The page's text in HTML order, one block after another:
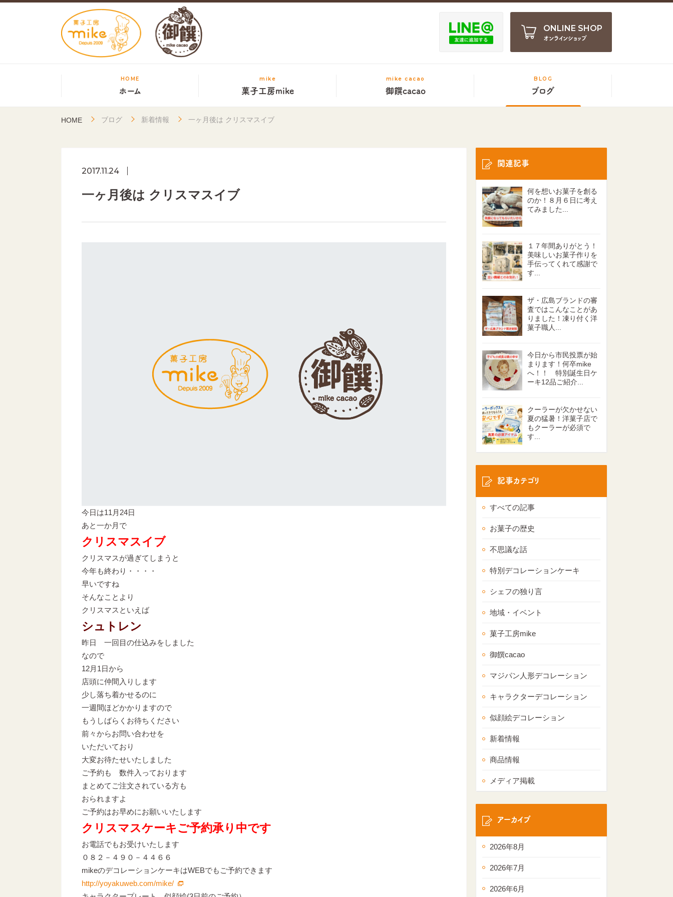
ONLINE SHOP
オンラインショップ
HOME
ホーム
mike
菓子工房mike
mike cacao
御饌cacao
BLOG
ブログ
HOME ブログ 新着情報 一ヶ月後は クリスマスイブ
2017.11.24
一ヶ月後は クリスマスイブ
今日は11月24日
あと一か月で
クリスマスイブ
クリスマスが過ぎてしまうと
今年も終わり・・・・
早いですね
そんなことより
クリスマスといえば
シュトレン
昨日 一回目の仕込みをしました
なので
12月1日から
店頭に仲間入りします
少し落ち着かせるのに
一週間ほどかかりますので
もうしばらくお待ちください
前々からお問い合わせを
いただいており
大変お待たせいたしました
ご予約も 数件入っております
まとめてご注文されている方も
おられますよ
ご予約はお早めにお願いいたします
クリスマスケーキご予約承り中です
お電話でもお受けいたします
０８２－４９０－４４６６
mikeのデコレーションケーキはWEBでもご予約できます
http://yoyakuweb.com/mike/
関連記事
何を想いお菓子を創る
のか！８月６日に考え
てみました...
１７年間ありがとう！
美味しいお菓子作りを
手伝ってくれて感謝で
す...
ザ・広島ブランドの審
査ではこんなことがあ
りました！凍り付く洋
菓子職人...
今日から市民投票が始
まります！何卒mike
へ！！ 特別誕生日ケ
ーキ12品ご紹介...
クーラーが欠かせない
夏の猛暑！洋菓子店で
もクーラーが必須で
す...
記事カテゴリ
すべての記事
お菓子の歴史
不思議な話
特別デコレーションケーキ
シェフの独り言
地域・イベント
菓子工房mike
御饌cacao
マジパン人形デコレーション
キャラクターデコレーション
似顔絵デコレーション
新着情報
商品情報
メディア掲載
アーカイブ
2026年8月
2026年7月
2026年6月